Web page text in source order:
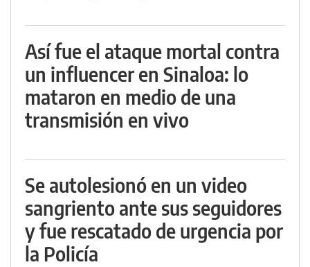
Así fue el ataque mortal contra
un influencer en Sinaloa: lo
mataron en medio de una
transmisión en vivo
Se autolesionó en un video
sangriento ante sus seguidores
y fue rescatado de urgencia por
la Policía